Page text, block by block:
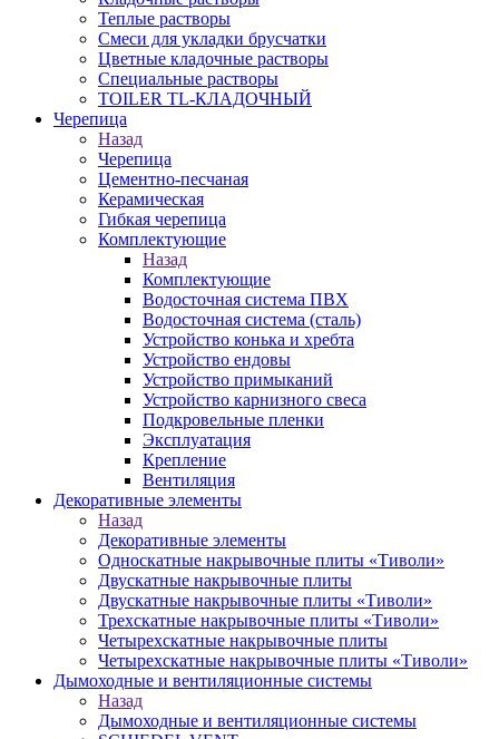
Теплые растворы
Смеси для укладки брусчатки
Цветные кладочные растворы
Специальные растворы
TOILER TL-КЛАДОЧНЫЙ
Черепица
Назад
Черепица
Цементно-песчаная
Керамическая
Гибкая черепица
Комплектующие
Назад
Комплектующие
Водосточная система ПВХ
Водосточная система (сталь)
Устройство конька и хребта
Устройство ендовы
Устройство примыканий
Устройство карнизного свеса
Подкровельные пленки
Эксплуатация
Крепление
Вентиляция
Декоративные элементы
Назад
Декоративные элементы
Односкатные накрывочные плиты «Тиволи»
Двускатные накрывочные плиты
Двускатные накрывочные плиты «Тиволи»
Трехскатные накрывочные плиты «Тиволи»
Четырехскатные накрывочные плиты
Четырехскатные накрывочные плиты «Тиволи»
Дымоходные и вентиляционные системы
Назад
Дымоходные и вентиляционные системы